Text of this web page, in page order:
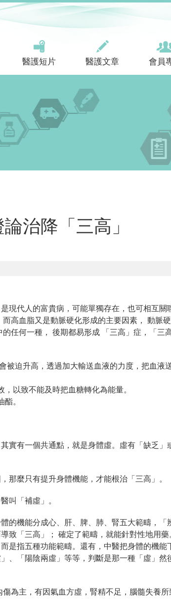
醫護短片 醫護文章 會員
治降「三高」
現代人的富貴病，可能單獨存在，也可相互關
高血脂又是動脈硬化形成的主要因素， 動脈
任何一種， 後期都易形成 「三高」症，「三
被迫升高，透過加大輸送血液的力度，把血液
以致不能及時把血糖轉化為能量。
。
實有一個共通點，就是身體虛。虛有「缺乏」
那麼只有提升身體機能，才能根治「三高」。
叫「補虛」。
的機能分成心、肝、脾、肺、腎五大範疇，「
致「三高」； 確定了範疇，就能針對性地用藥
是指五種功能範疇。還有，中醫把身體的機能
、「陽陰兩虛」等等，判斷是那一種「虛」然
為主，有因氣血方虛，腎精不足，腦髓失養所